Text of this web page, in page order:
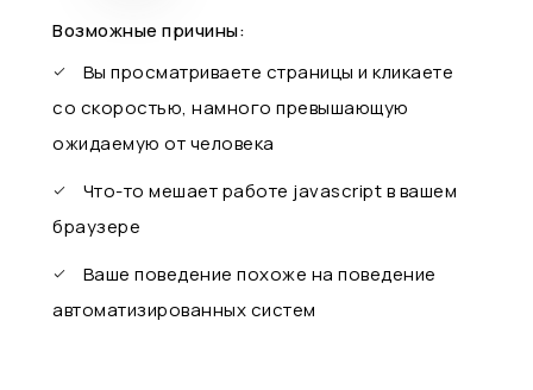
Возможные причины:
Вы просматриваете страницы и кликаете
со скоростью, намного превышающую
ожидаемую от человека
Что-то мешает работе javascript в вашем
браузере
Ваше поведение похоже на поведение
автоматизированных систем